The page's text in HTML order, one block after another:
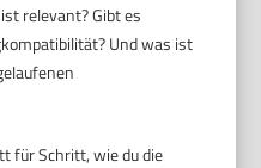
relevant? Gibt es
Und was ist
für Schritt, wie du die